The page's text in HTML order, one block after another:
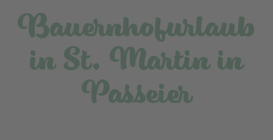
Bauernhofurlaub
in St. Martin in
Passeier